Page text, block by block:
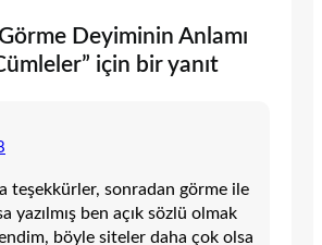
Deyiminin Anlamı
için bir yanıt
teşekkürler, sonradan görme ile
yazılmış ben açık sözlü olmak
böyle siteler daha çok olsa